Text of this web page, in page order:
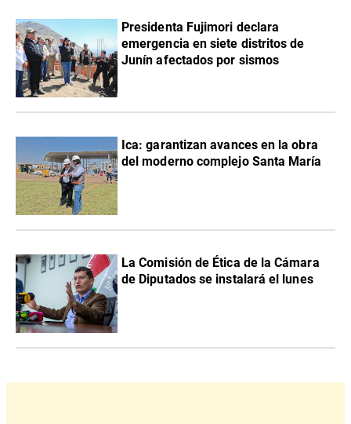
Presidenta Fujimori declara
emergencia en siete distritos de
Junín afectados por sismos
Ica: garantizan avances en la obra
del moderno complejo Santa María
La Comisión de Ética de la Cámara
de Diputados se instalará el lunes